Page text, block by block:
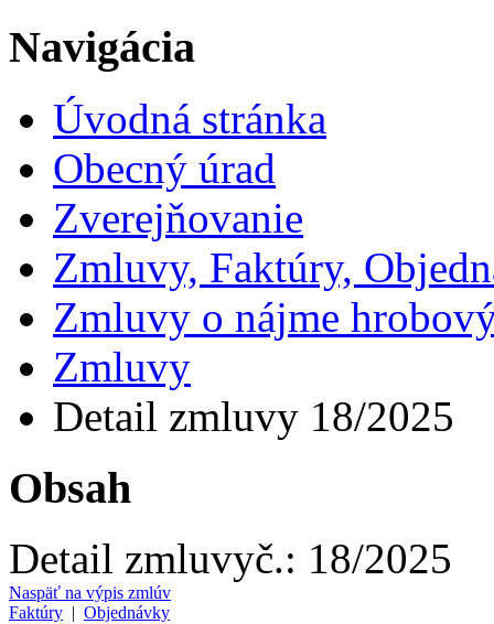
Navigácia
Úvodná stránka
Obecný úrad
Zverejňovanie
Zmluvy, Faktúry,
Zmluvy o nájme
Zmluvy
Detail zmluvy 18/2025
Obsah
Detail zmluvyč.: 18/2025
Naspäť na výpis zmlúv
Faktúry | Objednávky